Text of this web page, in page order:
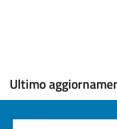
Ultimo